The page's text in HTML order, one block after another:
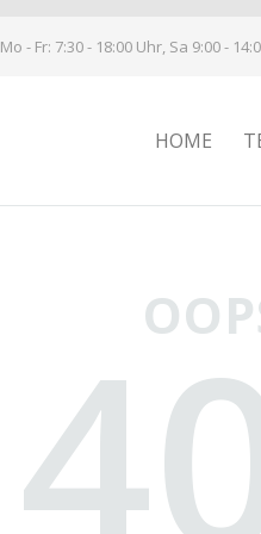
Mo - Fr: 7:30 - 18:00 Uhr, Sa 9:00 -
HOME